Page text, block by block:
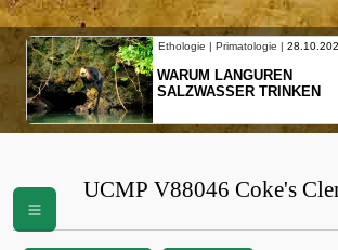
Ethologie | Primatologie |
WARUM LANGUREN
SALZWASSER TRINKEN
UCMP V88046 Coke's